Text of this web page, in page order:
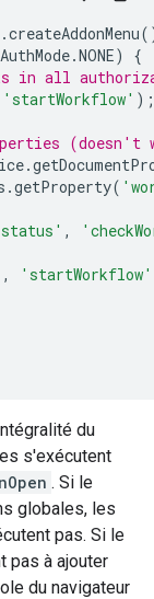
createAddonMenu
AuthMode.NONE)
{
in all
'startWorkflow' );
(doesn't
.
.getProperty(
status' ,
, 'startWorkflow'
du
s'exécutent
. Si le
globales, les
pas. Si le
pas à ajouter
du navigateur